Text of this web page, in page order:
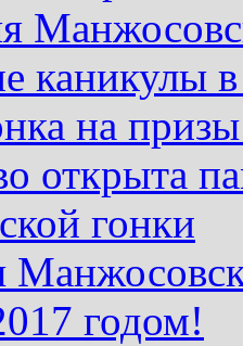
каникулы
на
открыта
гонки
годом!